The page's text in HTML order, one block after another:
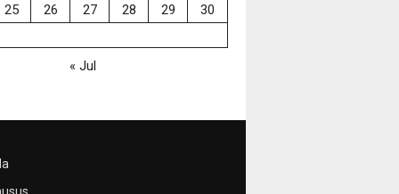
25 26 27 28 29
30
« Jul